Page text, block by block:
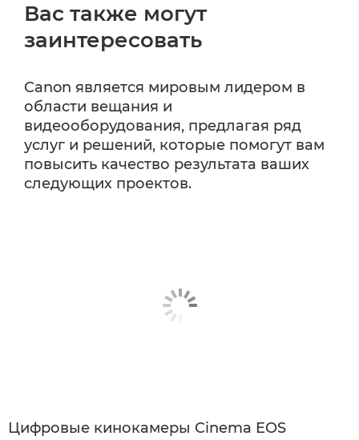
Вас также могут
заинтересовать
Canon является мировым лидером в
области вещания и
видеооборудования, предлагая ряд
услуг и решений, которые помогут вам
повысить качество результата ваших
следующих проектов.
Цифровые кинокамеры Cinema EOS